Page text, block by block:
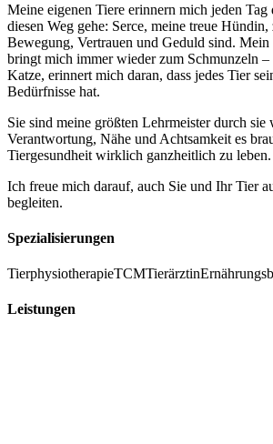
Meine eigenen Tiere erinnern mich jeden Tag
diesen Weg gehe: Serce, meine treue
Bewegung, Vertrauen und Geduld sind.
bringt mich immer wieder zum Schmunzeln
Katze, erinnert mich daran, dass jedes Tier
Bedürfnisse hat.
Sie sind meine größten Lehrmeister durch
Verantwortung, Nähe und Achtsamkeit es
Tiergesundheit wirklich ganzheitlich zu leben.
Ich freue mich darauf, auch Sie und Ihr Tier
begleiten.
Spezialisierungen
TierphysiotherapieTCMTierärztin
Leistungen